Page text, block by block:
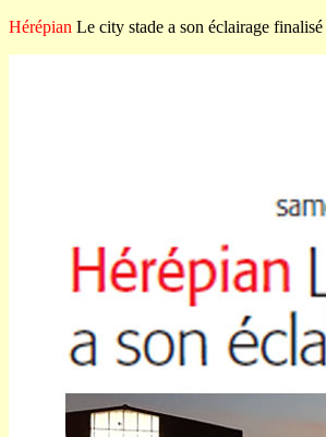
Hérépian Le city stade a son éclairage